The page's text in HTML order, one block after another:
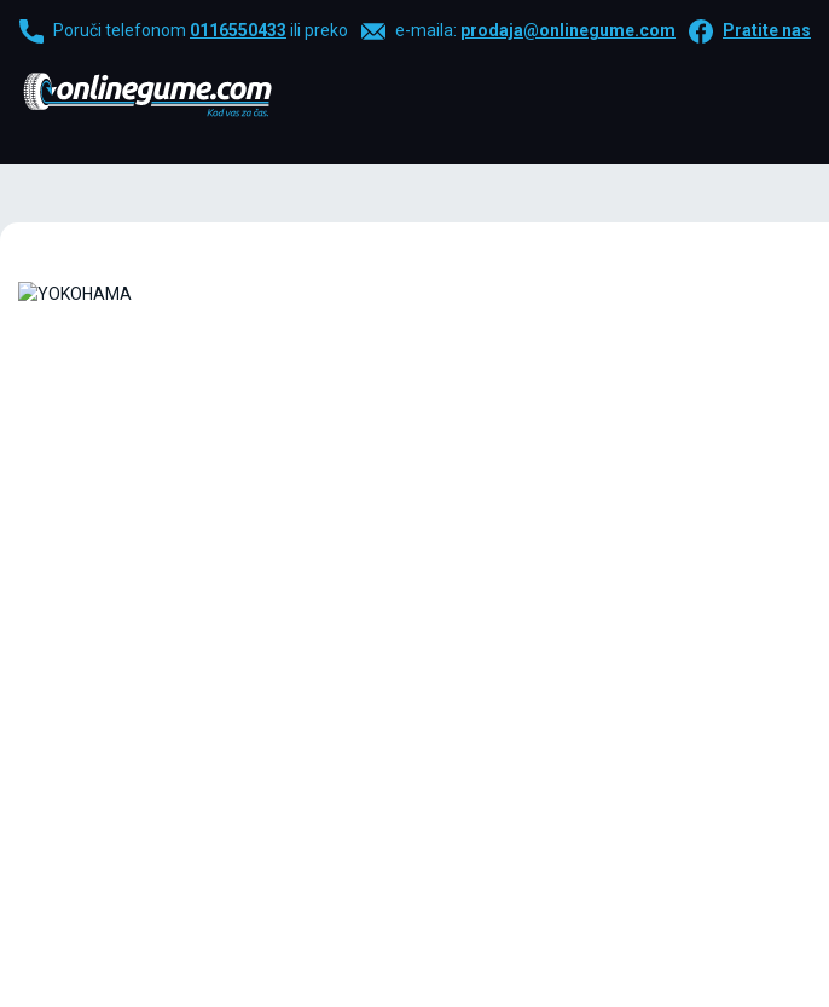
Poruči telefonom 0116550433 ili preko e-maila: prodaja@onlinegume.com Pratite nas